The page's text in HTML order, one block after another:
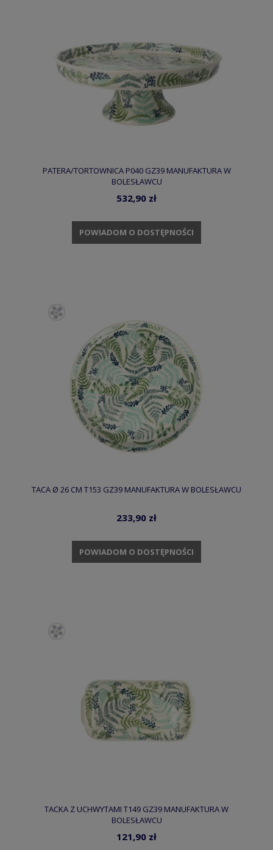
PATERA/TORTOWNICA P040 GZ39 MANUFAKTURA W
BOLESŁAWCU
532,90 zł
POWIADOM O DOSTĘPNOŚCI
TACA Ø 26 CM T153 GZ39 MANUFAKTURA W BOLESŁAWCU
233,90 zł
POWIADOM O DOSTĘPNOŚCI
TACKA Z UCHWYTAMI T149 GZ39 MANUFAKTURA W
BOLESŁAWCU
121,90 zł